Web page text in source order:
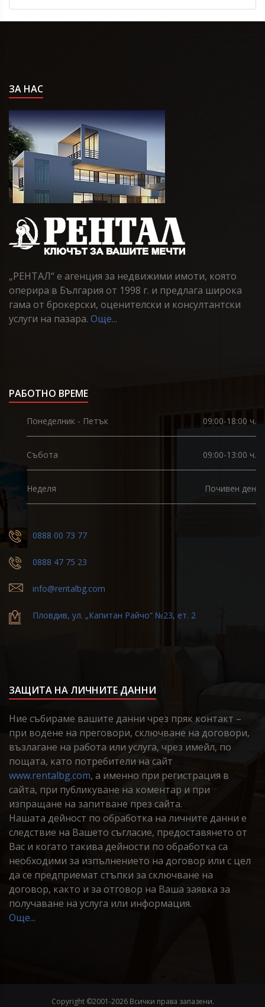
ЗА НАС
„РЕНТАЛ“ е агенция за недвижими имоти, която
оперира в България от 1998 г. и предлага широка
гама от брокерски, оценителски и консултантски
услуги на пазара. Още...
РАБОТНО ВРЕМЕ
Понеделник - Петък 09:00-18:00 ч.
Събота 09:00-13:00 ч.
Неделя Почивен ден
0888 00 73 77
0888 47 75 23
info@rentalbg.com
Пловдив, ул. „Капитан Райчо“ №23, ет. 2
ЗАЩИТА НА ЛИЧНИТЕ ДАННИ
Ние събираме вашите данни чрез пряк контакт –
при водене на преговори, сключване на договори,
възлагане на работа или услуга, чрез имейл, по
пощата, като потребители на сайт
www.rentalbg.com, а именно при регистрация в
сайта, при публикуване на коментар и при
изпращане на запитване през сайта.
Нашата дейност по обработка на личните данни е
следствие на Вашето съгласие, предоставянето от
Вас и когато такива дейности по обработка са
необходими за изпълнението на договор или с цел
да се предприемат стъпки за сключване на
договор, както и за отговор на Ваша заявка за
получаване на услуга или информация.
Още...
Copyright ©2001-2026 Всички права запазени.